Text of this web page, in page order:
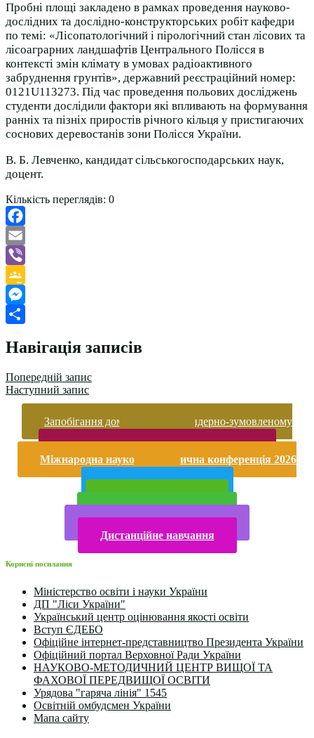
Пробні площі закладено в рамках проведення науково-
дослідних та дослідно-конструкторських робіт кафедри
по темі: «Лісопатологічний і пірологічний стан лісових та
лісоаграрних ландшафтів Центрального Полісся в
контексті змін клімату в умовах радіоактивного
забруднення грунтів», державний реєстраційний номер:
0121U113273. Під час проведення польових досліджень
студенти дослідили фактори які впливають на формування
ранніх та пізніх приростів річного кільця у пристигаючих
соснових деревостанів зони Полісся України.
В. Б. Левченко, кандидат сільськогосподарських наук,
доцент.
Кількість переглядів: 0
Facebook
Email
Viber
Google
Classroom
Messenger
Навігація записів
Попередній запис
Наступний запис
Запобігання домашньому та гендерно-зумовленому
Міжнародна науково-практична конференція 2026
Дистанційне навчання
Корисні посилання
Міністерство освіти і науки України
ДП "Ліси України"
Український центр оцінювання якості освіти
Вступ ЄДЕБО
Офіційне інтернет-представництво Президента України
Офіційний портал Верховної Ради України
НАУКОВО-МЕТОДИЧНИЙ ЦЕНТР ВИЩОЇ ТА
ФАХОВОЇ ПЕРЕДВИЩОЇ ОСВІТИ
Урядова "гаряча лінія" 1545
Освітній омбудсмен України
Мапа сайту